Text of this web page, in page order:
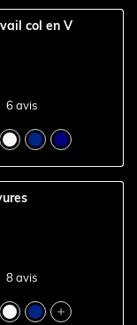
col en V
6 avis
8 avis
